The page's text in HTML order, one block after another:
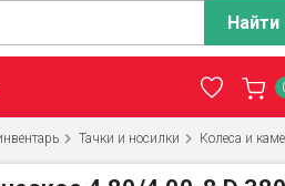
Найти
Тачки и носилки Колеса и